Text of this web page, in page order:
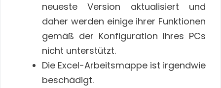
neueste Version aktualisiert und
daher werden einige ihrer Funktionen
gemäß der Konfiguration Ihres PCs
nicht unterstützt.
Die Excel-Arbeitsmappe ist irgendwie
beschädigt.